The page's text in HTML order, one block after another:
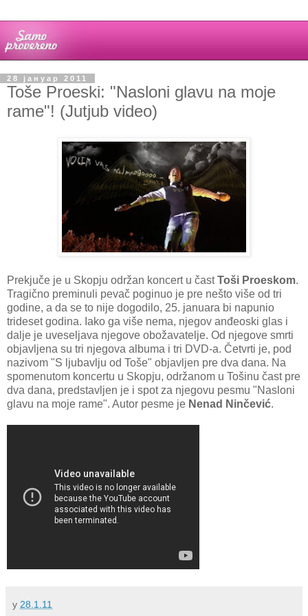
28 јануар 2011
Toše Proeski: "Nasloni glavu na moje
rame"! (Jutjub video)
Prekjuče je u Skopju održan koncert u častToši Proeskom.
Tragično preminuli pevač poginuo je pre nešto više od tri
godine, a da se to nije dogodilo, 25. januara bi napunio
trideset godina. Iako ga više nema, njegov anđeoski glas i
dalje je uveseljava njegove obožavatelje. Od njegove smrti
objavljena su tri njegova albuma i tri DVD-a. Četvrti je, pod
nazivom "S ljubavlju od Toše" objavljen pre dva dana. Na
spomenutom koncertu u Skopju, održanom u Tošinu čast pre
dva dana, predstavljen je i spot za njegovu pesmu "Nasloni
glavu na moje rame". Autor pesme je Nenad Ninčević.
у 28.1.11